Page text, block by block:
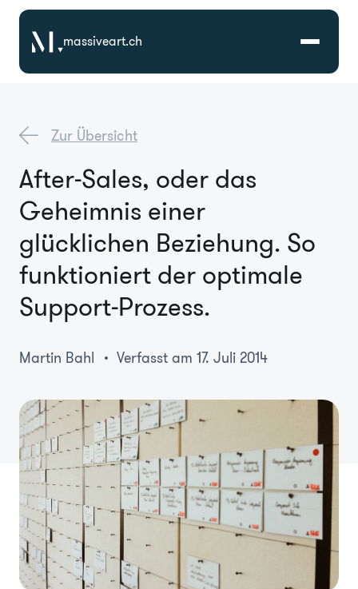
massiveart.ch
Referenzen
Branchen
Karriere
Über Uns
Zur Übersicht
After-Sales, oder das
Geheimnis einer
glücklichen Beziehung. So
funktioniert der optimale
Support-Prozess.
Martin Bahl Verfasst am 17. Juli 2014